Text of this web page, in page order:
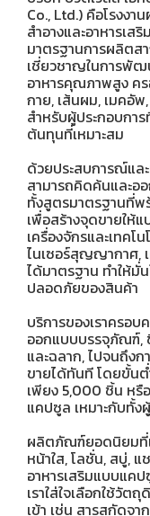
Co., Ltd.) คือโรงงา
สำอางและอาหารเส
มาตรฐานการผลิตสา
เชี่ยวชาญในการพั
อาหารคุณภาพสูง ค
กาย, เส้นผม, เมคอัพ
สำหรับผู้ประกอบกา
ต้นทุนที่เหมาะสม
ด้วยประสบการณ์แ
สามารถคิดค้นและอ
ทั้งสูตรมาตรฐานที่
เพื่อสร้างจุดขายให้
เครื่องจักรและเทค
ไนเซอร์สุญญากาศ,
ได้มาตรฐาน ทำให้มั่
ปลอดภัยของสินค้า
บริการของเราครอ
ออกแบบบรรจุภัณฑ์,
และฉลาก, ไปจนถึง
ขายได้ทันที โดยขั้น
เพียง 5,000 ชิ้น หรื
แคปซูล เหมาะกับทั้
ผลิตภัณฑ์ยอดนิยมที่เ
หน้าใส, โลชั่น, สบู่,
อาหารเสริมแบบแค
เราใส่ใจเลือกใช้วัต
เข้า เช่น สารสกัดจ